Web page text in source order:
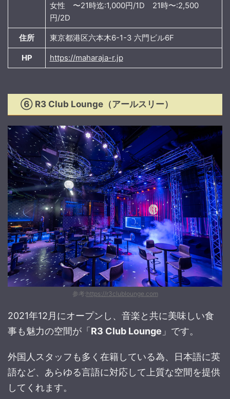
女性 〜21時迄:1,000円/1D 21時〜:2,500
円/2D
住所 東京都港区六本木6-1-3 六門ビル6F
HP https://maharaja-r.jp
⑥ R3 Club Lounge（アールスリー）
参考:https://r3clublounge.com
2021年12月にオープンし、音楽と共に美味しい食
事も魅力の空間が「 R3 Club Lounge 」です。
外国人スタッフも多く在籍している為、日本語に英
語など、あらゆる言語に対応して上質な空間を提供
してくれます。